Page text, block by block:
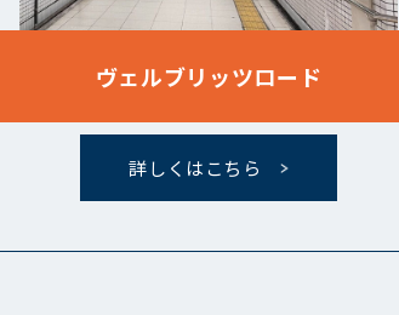
ヴェルブリッツロード
詳しくはこちら